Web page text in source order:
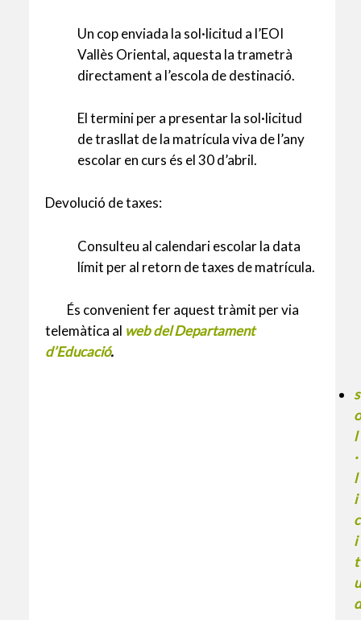
Un cop enviada la sol·licitud a l’EOI
Vallès Oriental, aquesta la trametrà
directament a l’escola de destinació.
El termini per a presentar la sol·licitud
de trasllat de la matrícula viva de l’any
escolar en curs és el 30 d’abril.
Devolució de taxes:
Consulteu al calendari escolar la data
límit per al retorn de taxes de matrícula.
És convenient fer aquest tràmit per via
telemàtica al web del Departament
d’Educació.
s
o
l
·
l
i
c
i
t
u
d